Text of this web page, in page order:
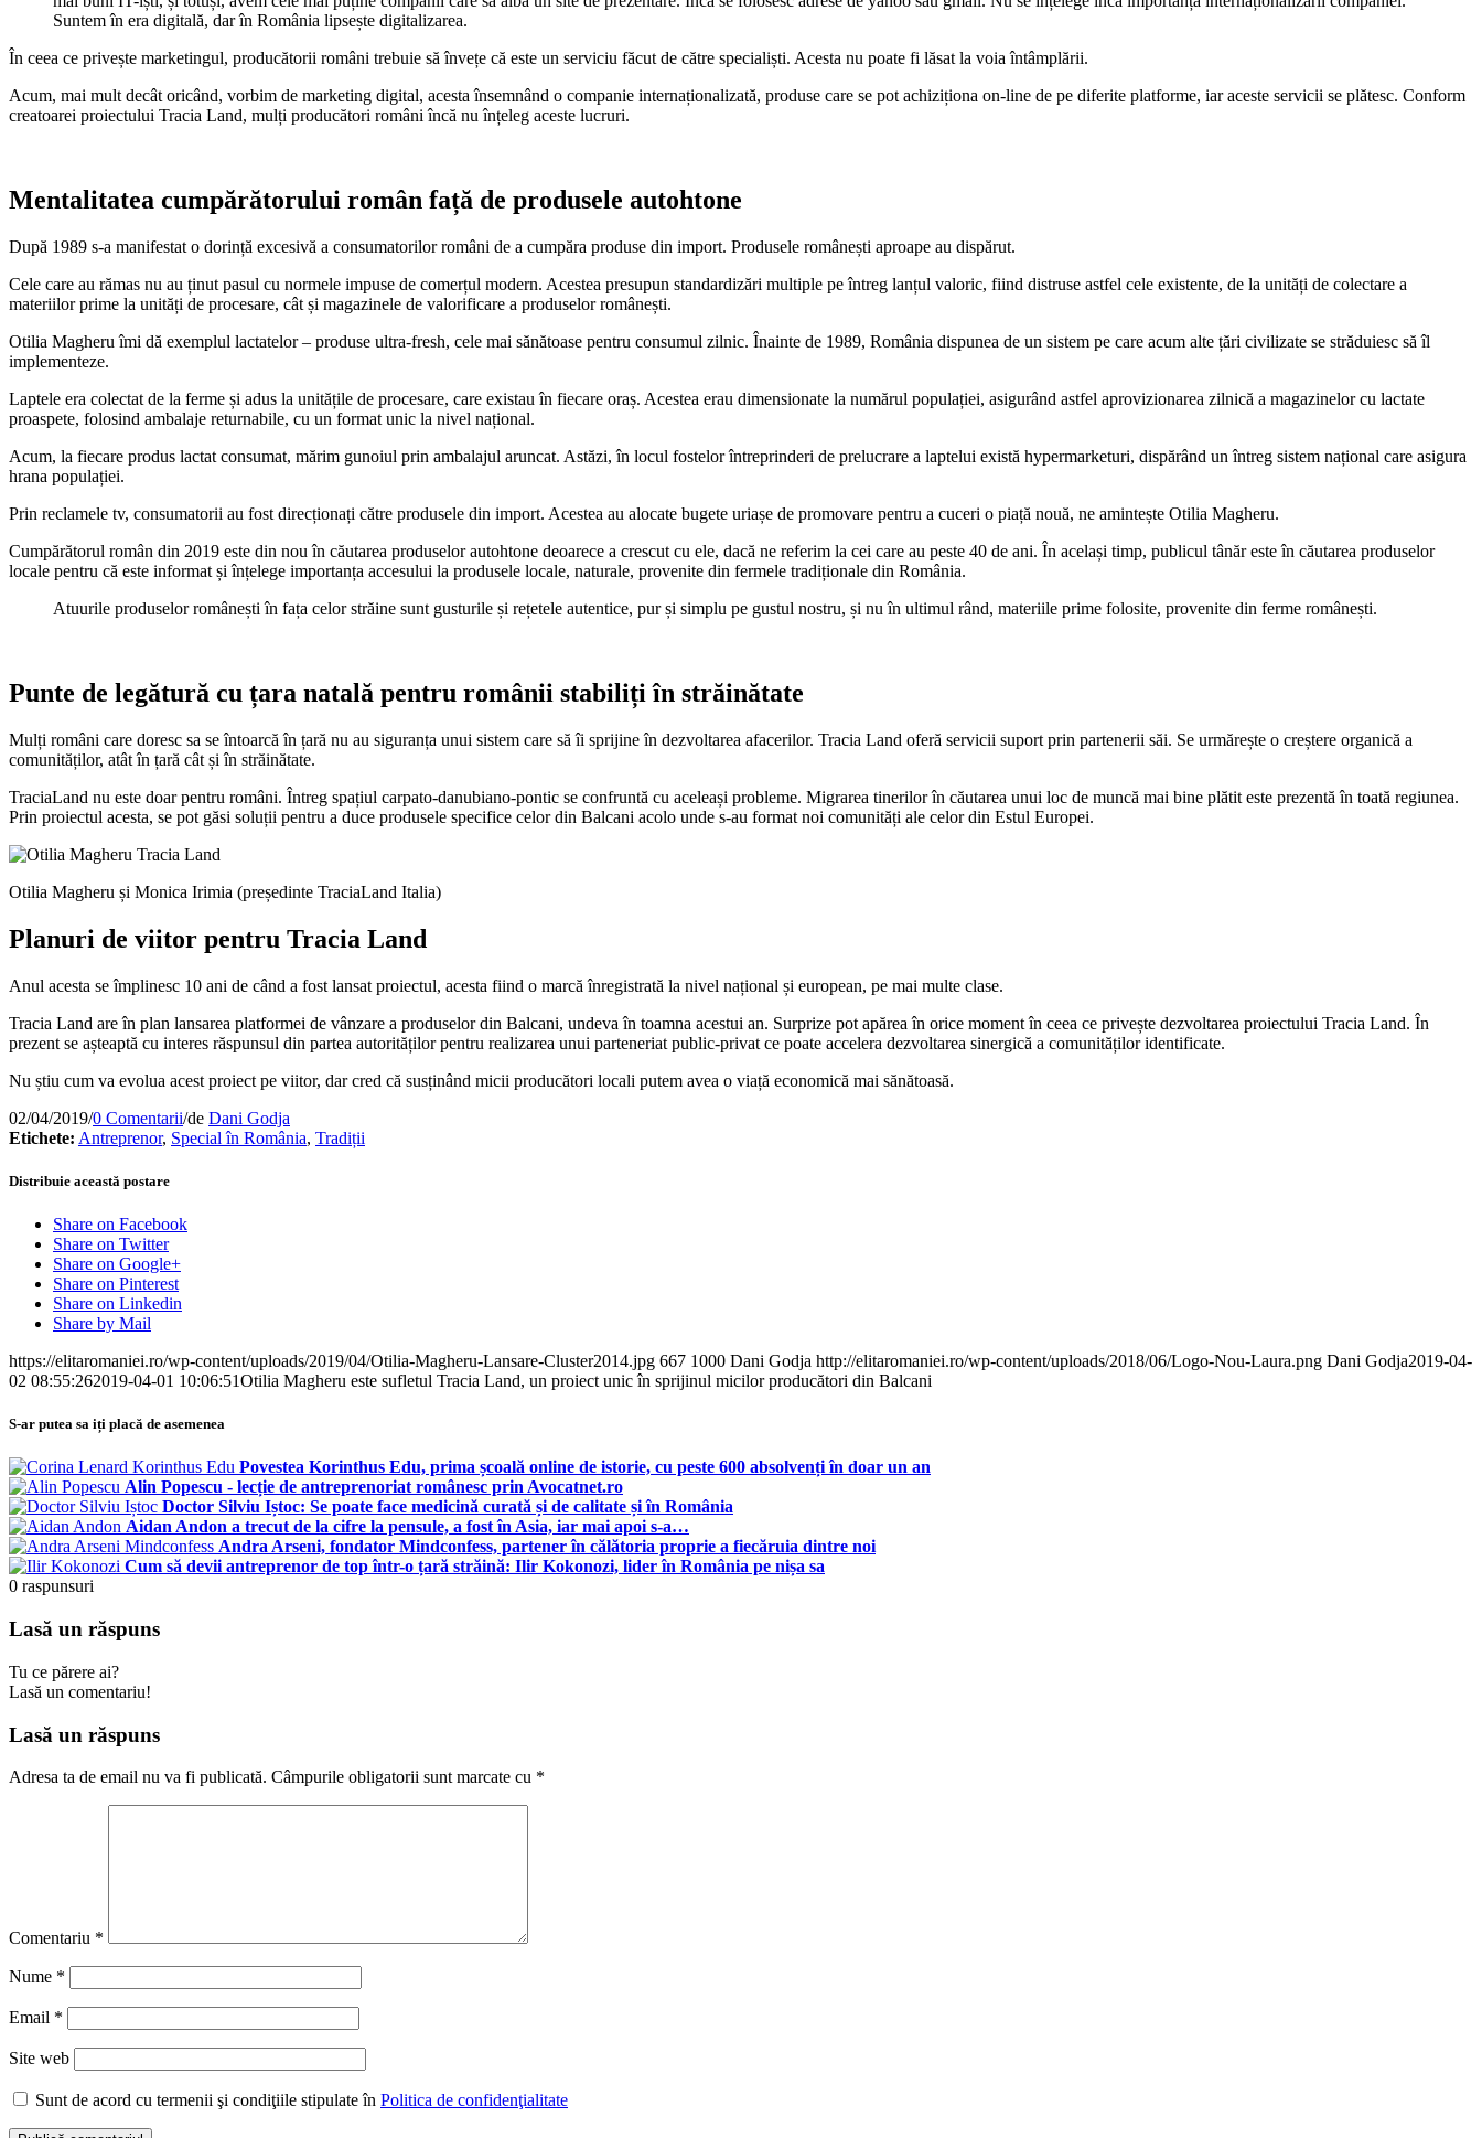
Suntem în era digitală, dar în România lipsește digitalizarea.
În ceea ce privește marketingul, producătorii români trebuie să învețe că este un serviciu făcut de către specialiști. Acesta nu poate fi lăsat la voia întâmplării.
Acum, mai mult decât oricând, vorbim de marketing digital, acesta însemnând o companie internaționalizată, produse care se pot achiziționa on-line de pe diferite platforme, iar aceste servicii se plătesc. Conform
creatoarei proiectului Tracia Land, mulți producători români încă nu înțeleg aceste lucruri.
Mentalitatea cumpărătorului român față de produsele autohtone
După 1989 s-a manifestat o dorință excesivă a consumatorilor români de a cumpăra produse din import. Produsele românești aproape au dispărut.
Cele care au rămas nu au ținut pasul cu normele impuse de comerțul modern. Acestea presupun standardizări multiple pe întreg lanțul valoric, fiind distruse astfel cele existente, de la unități de colectare a
materiilor prime la unități de procesare, cât și magazinele de valorificare a produselor românești.
Otilia Magheru îmi dă exemplul lactatelor – produse ultra-fresh, cele mai sănătoase pentru consumul zilnic. Înainte de 1989, România dispunea de un sistem pe care acum alte țări civilizate se străduiesc să îl
implementeze.
Laptele era colectat de la ferme și adus la unitățile de procesare, care existau în fiecare oraș. Acestea erau dimensionate la numărul populației, asigurând astfel aprovizionarea zilnică a magazinelor cu lactate
proaspete, folosind ambalaje returnabile, cu un format unic la nivel național.
Acum, la fiecare produs lactat consumat, mărim gunoiul prin ambalajul aruncat. Astăzi, în locul fostelor întreprinderi de prelucrare a laptelui există hypermarketuri, dispărând un întreg sistem național care asigura
hrana populației.
Prin reclamele tv, consumatorii au fost direcționați către produsele din import. Acestea au alocate bugete uriașe de promovare pentru a cuceri o piață nouă, ne amintește Otilia Magheru.
Cumpărătorul român din 2019 este din nou în căutarea produselor autohtone deoarece a crescut cu ele, dacă ne referim la cei care au peste 40 de ani. În același timp, publicul tânăr este în căutarea produselor
locale pentru că este informat și înțelege importanța accesului la produsele locale, naturale, provenite din fermele tradiționale din România.
Atuurile produselor românești în fața celor străine sunt gusturile și rețetele autentice, pur și simplu pe gustul nostru, și nu în ultimul rând, materiile prime folosite, provenite din ferme românești.
Punte de legătură cu țara natală pentru românii stabiliți în străinătate
Mulți români care doresc sa se întoarcă în țară nu au siguranța unui sistem care să îi sprijine în dezvoltarea afacerilor. Tracia Land oferă servicii suport prin partenerii săi. Se urmărește o creștere organică a
comunităților, atât în țară cât și în străinătate.
TraciaLand nu este doar pentru români. Întreg spațiul carpato-danubiano-pontic se confruntă cu aceleași probleme. Migrarea tinerilor în căutarea unui loc de muncă mai bine plătit este prezentă în toată regiunea.
Prin proiectul acesta, se pot găsi soluții pentru a duce produsele specifice celor din Balcani acolo unde s-au format noi comunități ale celor din Estul Europei.
Otilia Magheru și Monica Irimia (președinte TraciaLand Italia)
Planuri de viitor pentru Tracia Land
Anul acesta se împlinesc 10 ani de când a fost lansat proiectul, acesta fiind o marcă înregistrată la nivel național și european, pe mai multe clase.
Tracia Land are în plan lansarea platformei de vânzare a produselor din Balcani, undeva în toamna acestui an. Surprize pot apărea în orice moment în ceea ce privește dezvoltarea proiectului Tracia Land. În
prezent se așteaptă cu interes răspunsul din partea autorităților pentru realizarea unui parteneriat public-privat ce poate accelera dezvoltarea sinergică a comunităților identificate.
Nu știu cum va evolua acest proiect pe viitor, dar cred că susținând micii producători locali putem avea o viață economică mai sănătoasă.
02/04/2019/0 Comentarii/de Dani Godja
Etichete: Antreprenor, Special în România, Tradiții
Distribuie această postare
Share on Facebook
Share on Twitter
Share on Google+
Share on Pinterest
Share on Linkedin
Share by Mail
https://elitaromaniei.ro/wp-content/uploads/2019/04/Otilia-Magheru-Lansare-Cluster2014.jpg 667 1000 Dani Godja http://elitaromaniei.ro/wp-content/uploads/2018/06/Logo-Nou-Laura.png Dani Godja2019-04-
02 08:55:262019-04-01 10:06:51Otilia Magheru este sufletul Tracia Land, un proiect unic în sprijinul micilor producători din Balcani
S-ar putea sa iți placă de asemenea
Povestea Korinthus Edu, prima școală online de istorie, cu peste 600 absolvenți în doar un an
Alin Popescu - lecție de antreprenoriat românesc prin Avocatnet.ro
Doctor Silviu Iștoc: Se poate face medicină curată și de calitate și în România
Aidan Andon a trecut de la cifre la pensule, a fost în Asia, iar mai apoi s-a…
Andra Arseni, fondator Mindconfess, partener în călătoria proprie a fiecăruia dintre noi
Cum să devii antreprenor de top într-o țară străină: Ilir Kokonozi, lider în România pe nișa sa
0 raspunsuri
Lasă un răspuns
Tu ce părere ai?
Lasă un comentariu!
Lasă un răspuns
Adresa ta de email nu va fi publicată. Câmpurile obligatorii sunt marcate cu *
Comentariu *
Nume *
Email *
Site web
Sunt de acord cu termenii şi condiţiile stipulate în Politica de confidenţialitate